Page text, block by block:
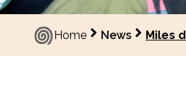
Home News Miles